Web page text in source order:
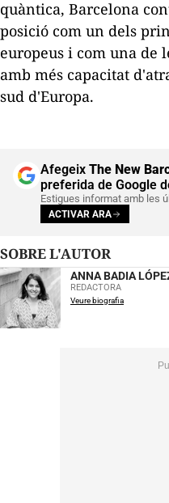
quàntica, Barcelona
posició com un dels
europeus i com una de
amb més capacitat
sud d'Europa.
Afegeix The New
preferida de Google
Estigues informat amb les
ACTIVAR ARA
SOBRE L'AUTOR
ANNA BADIA
REDACTORA
Veure biografia